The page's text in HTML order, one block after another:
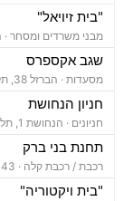
"בית זיויאל"
מבני משרדים ומסחר ·
שגב אקספרס
מסעדות · הברזל 38, תל אביב יפו
חניון הנחושת
חניונים · הנחושת 1, תל אביב יפו
תחנת בני ברק
רכבת / רכבת קלה ·
"בית ויקטוריה"